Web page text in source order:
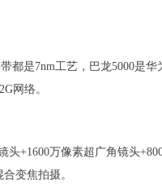
都是7nm工艺，巴龙5000是华
网络。
头+1600万像素超广角镜头
变焦拍摄。